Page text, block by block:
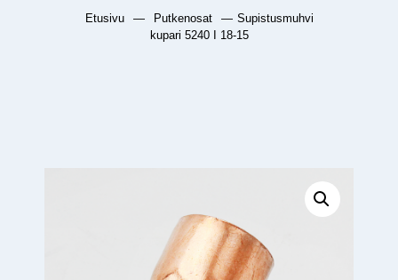
Etusivu — Putkenosat — Supistusmuhvi
kupari 5240 I 18-15